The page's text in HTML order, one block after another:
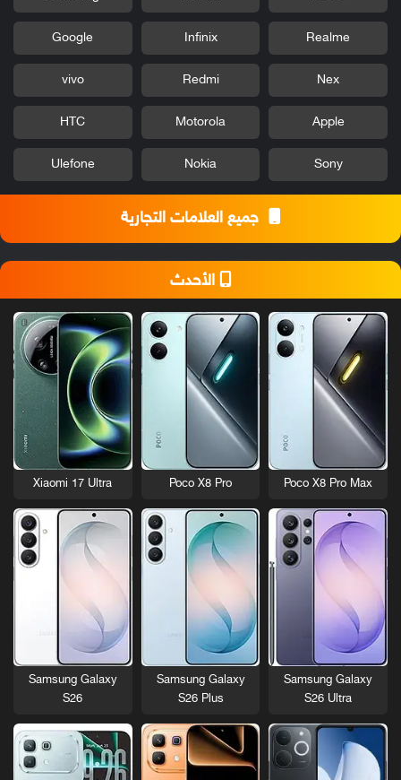
Realme
Infinix
Google
Nex
Redmi
vivo
Apple
Motorola
HTC
Sony
Nokia
Ulefone
جميع العلامات التجارية
الأحدث
Poco X8 Pro Max
Poco X8 Pro
Xiaomi 17 Ultra
Samsung Galaxy
S26 Ultra
Samsung Galaxy
S26 Plus
Samsung Galaxy
S26